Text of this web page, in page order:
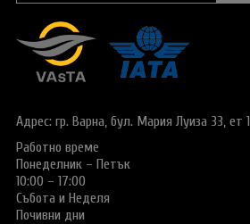
Адрес: гр. Варна, бул. Мария Луиза 33, ет 1
Работно време
Понеделник – Петък
10:00 – 17:00
Събота и Неделя
Почивни дни